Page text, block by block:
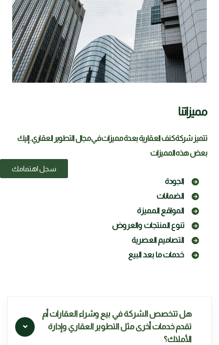
مميزاتنا
تتميز شركة كنف العقارية بعدة مميزات في مجال التطوير العقاري. إليك
بعض هذه المميزات
الجودة
الضمانات
المواقع المميزة
تنوع المنتجات والعروض
التصاميم العصرية
خدمات ما بعد البيع
هل تتخصص الشركة في بيع وشراء العقارات أم
تقدم خدمات أخرى مثل التطوير العقاري وإدارة
الأملاك؟
سجل اهتمامك